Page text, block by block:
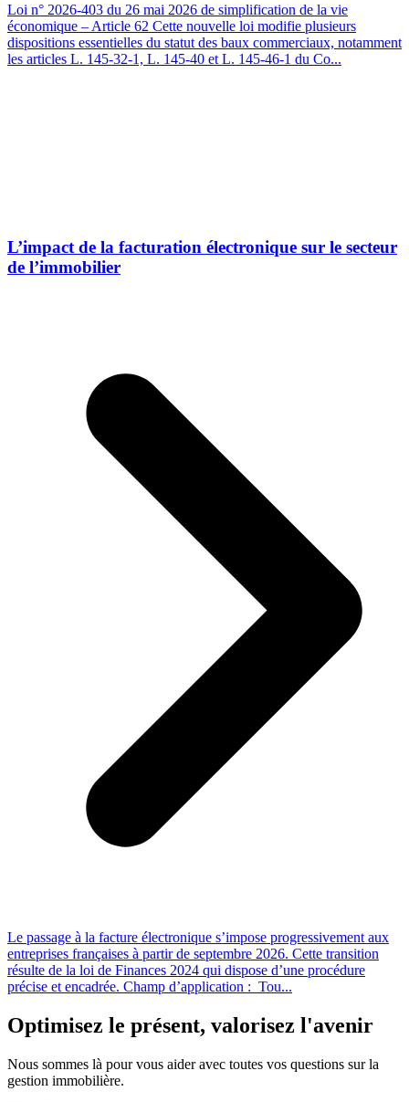
Loi n° 2026-403 du 26 mai 2026 de simplification de la vie
économique – Article 62 Cette nouvelle loi modifie plusieurs
dispositions essentielles du statut des baux commerciaux, notamment
les articles L. 145-32-1, L. 145-40 et L. 145-46-1 du Co...
L’impact de la facturation électronique sur le secteur
de l’immobilier
Le passage à la facture électronique s’impose progressivement aux
entreprises françaises à partir de septembre 2026. Cette transition
résulte de la loi de Finances 2024 qui dispose d’une procédure
précise et encadrée. Champ d’application : Tou...
Optimisez le présent, valorisez l'avenir
Nous sommes là pour vous aider avec toutes vos questions sur la
gestion immobilière.